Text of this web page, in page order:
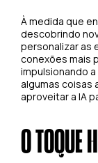
À medida que
descobrindo
personalizar as
conexões mais
impulsionando
algumas coisas
aproveitar a IA
O TOQUE